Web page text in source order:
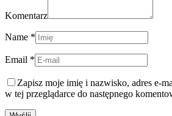
Komentarz
Name *
Email *
Zapisz moje imię i nazwisko, adres e-
w tej przeglądarce do następnego